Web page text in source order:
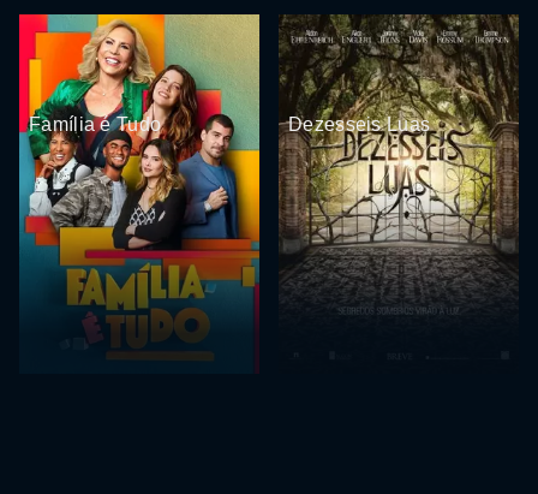
Família é Tudo Dezesseis Luas